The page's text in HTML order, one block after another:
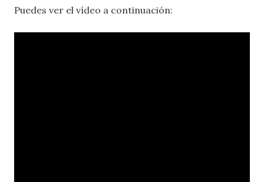
Puedes ver el vídeo a continuación: